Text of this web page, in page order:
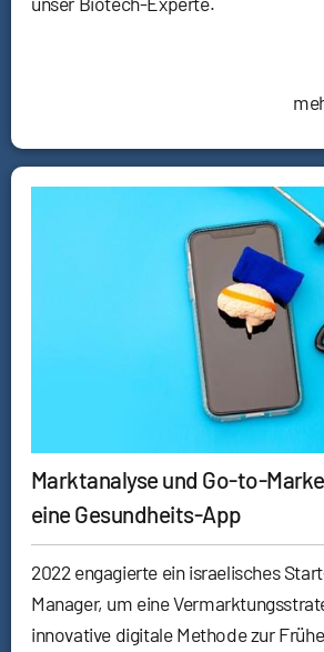
Marktanalyse und Go-to-
eine Gesundheits-App
2022 engagierte ein israelisches
Manager, um eine
innovative digitale Methode zur